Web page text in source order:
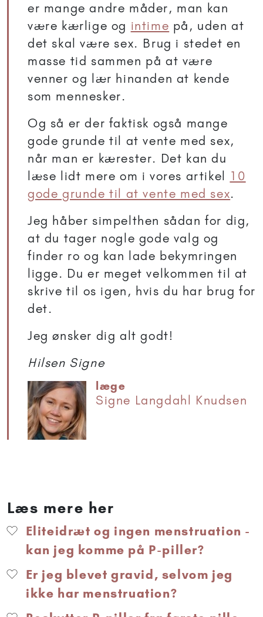
er mange andre måder, man kan
være kærlige og intime på, uden at
det skal være sex. Brug i stedet en
masse tid sammen på at være
venner og lær hinanden at kende
som mennesker.
Og så er der faktisk også mange
gode grunde til at vente med sex,
når man er kærester. Det kan du
læse lidt mere om i vores artikel
10
gode grunde til at vente med sex.
Jeg håber simpelthen sådan for dig,
at du tager nogle gode valg og
finder ro og kan lade bekymringen
ligge. Du er meget velkommen til at
skrive til os igen, hvis du har brug for
det.
Jeg ønsker dig alt godt!
Hilsen Signe
læge
Signe Langdahl Knudsen
Læs mere her
Eliteidræt og ingen menstruation -
kan jeg komme på P-piller?
Er jeg blevet gravid, selvom jeg
ikke har menstruation?